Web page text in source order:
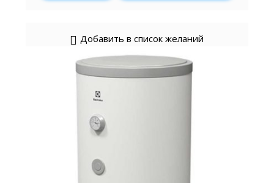
Добавить в список желаний